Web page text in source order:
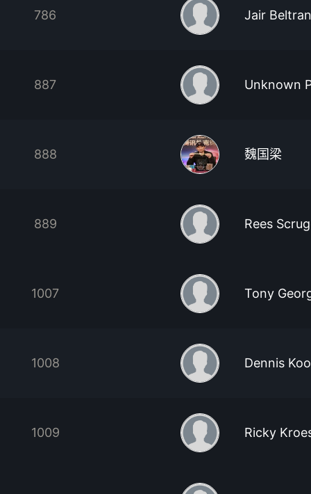
786 Jair Beltran
887 Unknown
888 魏国梁
889 Rees
1007 Tony
1008 Dennis
1009 Ricky